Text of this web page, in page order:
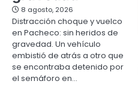
8 agosto, 2026
Distracción choque y vuelco
en Pacheco: sin heridos de
gravedad. Un vehículo
embistió de atrás a otro que
se encontraba detenido por
el semáforo en…